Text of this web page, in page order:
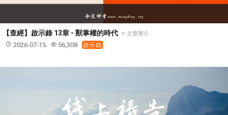
【查經】啟示錄 13章 - 獸掌權的時代 文章简介
2026-07-15 56,308 啟示錄